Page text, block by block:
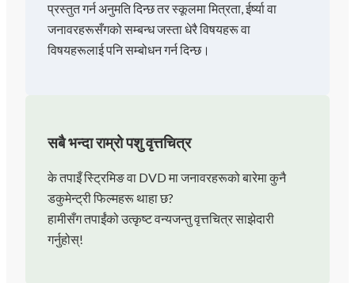
प्रस्तुत गर्न अनुमति दिन्छ तर स्कूलमा मित्रता, ईर्ष्या वा
जनावरहरूसँगको सम्बन्ध जस्ता धेरै विषयहरू वा
विषयहरूलाई पनि सम्बोधन गर्न दिन्छ।
सबै भन्दा राम्रो पशु वृत्तचित्र
के तपाइँ स्ट्रिमिङ वा DVD मा जनावरहरूको बारेमा कुनै
डकुमेन्ट्री फिल्महरू थाहा छ?
हामीसँग तपाईंको उत्कृष्ट वन्यजन्तु वृत्तचित्र साझेदारी
गर्नुहोस्!